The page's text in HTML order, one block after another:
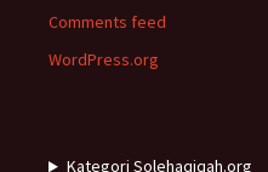
Comments feed
WordPress.org
Kategori Solehaqiqah.org